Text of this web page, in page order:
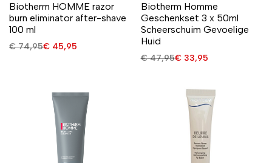
Biotherm HOMME razor
burn eliminator after-shave
100 ml
€74,95€ 45,95
Biotherm Homme
Geschenkset 3 x 50ml
Scheerschuim Gevoelige
Huid
€47,95€33,95